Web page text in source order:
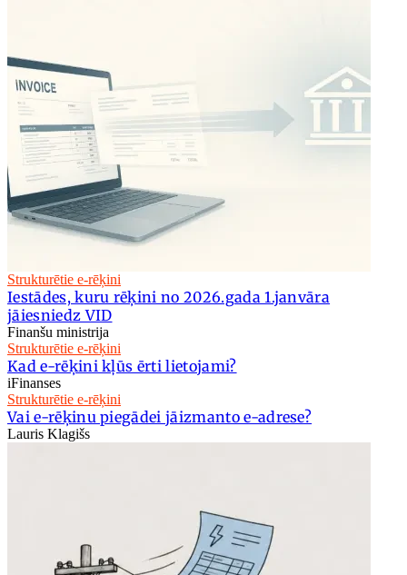
Strukturētie e-rēķini
Iestādes, kuru rēķini no 2026.gada 1.janvāra
jāiesniedz VID
Finanšu ministrija
Strukturētie e-rēķini
Kad e-rēķini kļūs ērti lietojami?
iFinanses
Strukturētie e-rēķini
Vai e-rēķinu piegādei jāizmanto e-adrese?
Lauris Klagišs